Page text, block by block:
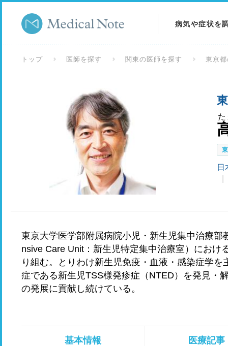
病気や症状を
検査を調べる
トップ 医師を探す 関東の医師を探す 東京
日
東京大学医学部附属病院小児・新生児集中治療
nsive Care Unit：新生児特定集中治療室）におけ
り組む。とりわけ新生児免疫・血液・感染症学
症である新生児TSS様発疹症（NTED）を発見・
の発展に貢献し続けている。
基本情報 医療記事